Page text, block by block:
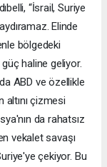
“İsrail, Suriye
Elinde
bölgedeki
güç haline geliyor.
ABD ve özellikle
altını çizmesi
da rahatsız
vekalet savaşı
çekiyor. Bu